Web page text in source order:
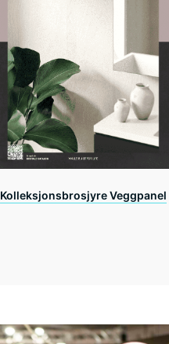
Kolleksjonsbrosjyre Veggpanel